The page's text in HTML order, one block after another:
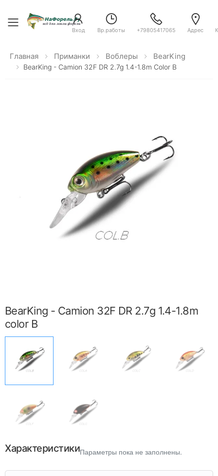
Toggle menu
Вход Вр.работы +79805417065 Адрес
Главная Приманки Воблеры BearKing
BearKing - Camion 32F DR 2.7g 1.4-1.8m Color B
BearKing - Camion 32F DR 2.7g 1.4-1.8m
color B
ХарактеристикиПараметры пока не заполнены.